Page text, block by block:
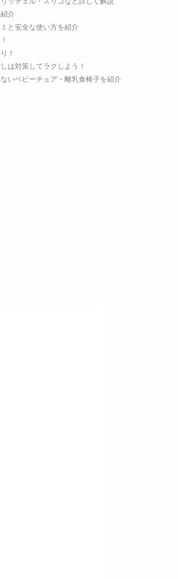
介
と安全な使い方を紹介
！
は対策してラクしよう！
いベビーチェア・離乳食椅子を紹介